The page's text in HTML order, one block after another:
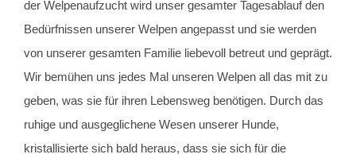
der Welpenaufzucht wird unser gesamter Tagesablauf den
Bedürfnissen unserer Welpen angepasst und sie werden
von unserer gesamten Familie liebevoll betreut und geprägt.
Wir bemühen uns jedes Mal unseren Welpen all das mit zu
geben, was sie für ihren Lebensweg benötigen. Durch das
ruhige und ausgeglichene Wesen unserer Hunde,
kristallisierte sich bald heraus, dass sie sich für die